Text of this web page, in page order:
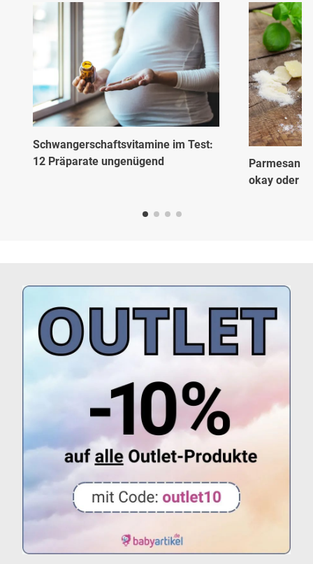
Schwangerschaftsvitamine im Test:
12 Präparate ungenügend
Parmesan
okay oder